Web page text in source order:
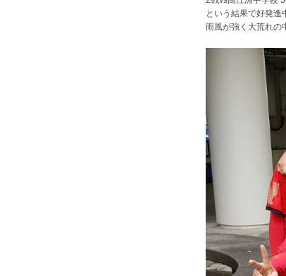
という結果で好発進
雨風が強く大荒れの